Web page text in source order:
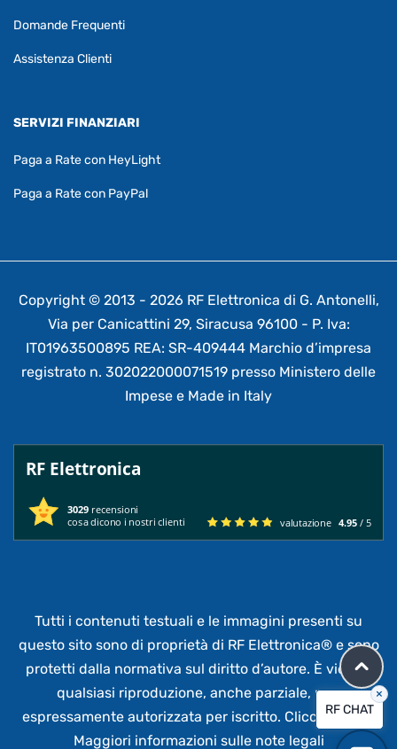
Domande Frequenti
Assistenza Clienti
SERVIZI FINANZIARI
Paga a Rate con HeyLight
Paga a Rate con PayPal
Copyright © 2013 - 2026 RF Elettronica di G. Antonelli,
Via per Canicattini 29, Siracusa 96100 - P. Iva:
IT01963500895 REA: SR-409444 Marchio d’impresa
registrato n. 302022000071519 presso Ministero delle
Impese e Made in Italy
RF Elettronica
3029 recensioni
cosa dicono i nostri clienti
valutazione 4.95 / 5
Tutti i contenuti testuali e le immagini presenti su
questo sito sono di proprietà di RF Elettronica® e sono
protetti dalla normativa sul diritto d’autore. È vietata
qualsiasi riproduzione, anche parziale, non
espressamente autorizzata per iscritto. Clicca qui per
Maggiori informazioni sulle note legali
RF CHAT
×